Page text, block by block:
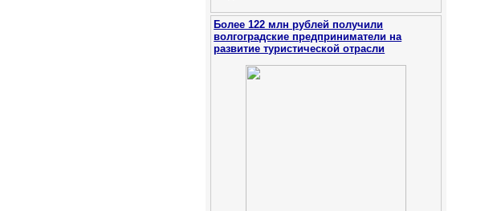
Более 122 млн рублей получили
волгоградские предприниматели на
развитие туристической отрасли